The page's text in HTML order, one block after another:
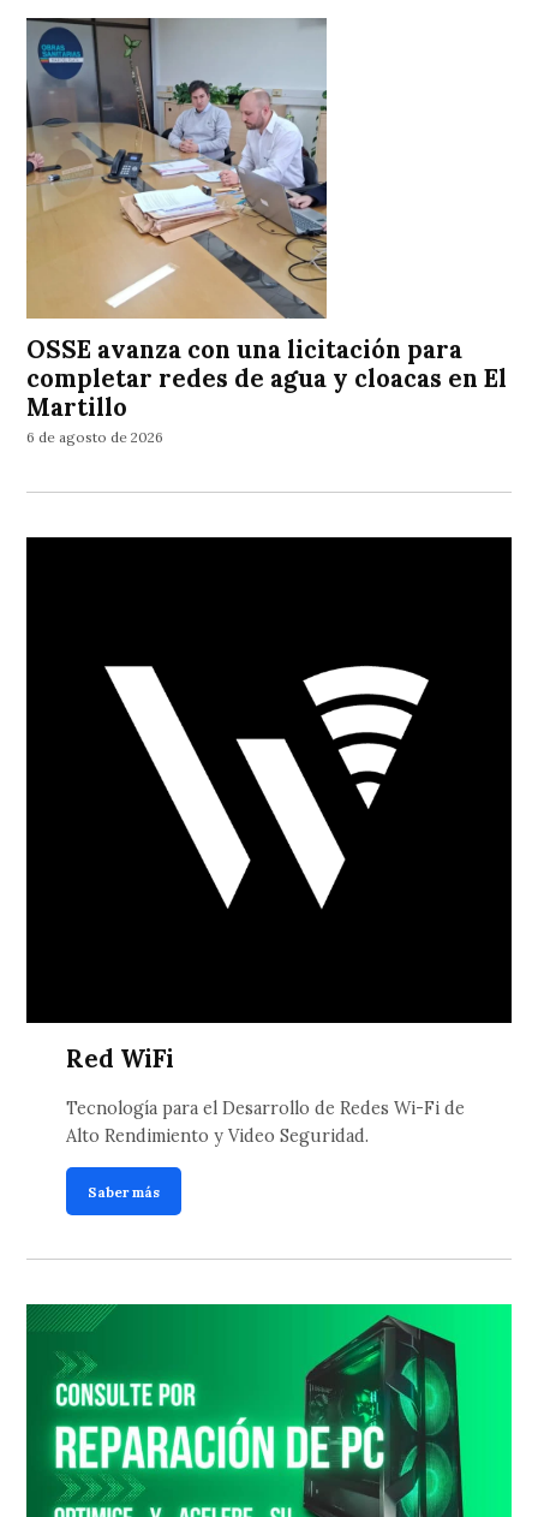
OSSE avanza con una licitación para
completar redes de agua y cloacas en El
Martillo
6 de agosto de 2026
Red WiFi
Tecnología para el Desarrollo de Redes Wi-Fi de
Alto Rendimiento y Video Seguridad.
Saber más